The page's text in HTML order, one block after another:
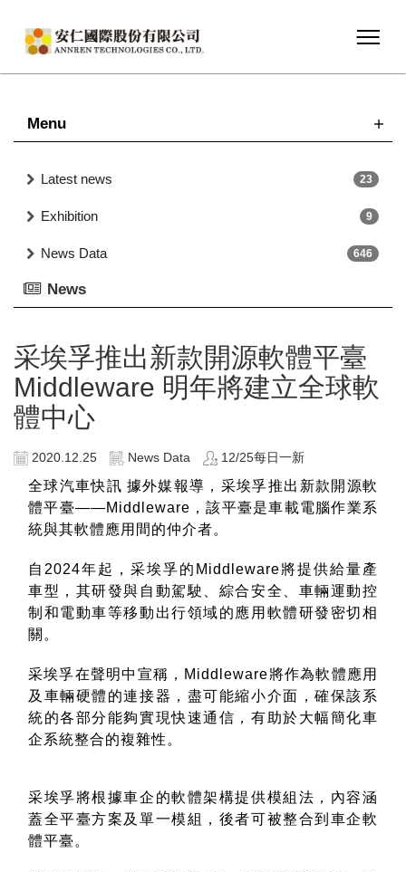
Menu
Latest news 23
Exhibition 9
News Data 646
News
采埃孚推出新款開源軟體平臺
Middleware 明年將建立全球軟
體中心
2020.12.25 News Data 12/25每日一新
全球汽車快訊 據外媒報導，采埃孚推出新款開源軟
體平臺——Middleware ，該平臺是車載電腦作業系
統與其軟體應用間的仲介者。
自 2024年起，采埃孚的 Middleware將提供給量產
車型，其研發與自動駕駛、綜合安全、車輛運動控
制和電動車等移動出行領域的應用軟體研發密切相
關。
采埃孚在聲明中宣稱， Middleware將作為軟體應用
及車輛硬體的連接器， 盡可能縮小介面，確保該系
統的各部分能夠實現快速通信，有助於大幅簡化車
企系統整合的複雜性。
采埃孚將根據車企的軟體架構提供模組法，內容涵
蓋全平臺方案及單一模組，後者可被整合到車企軟
體平臺。